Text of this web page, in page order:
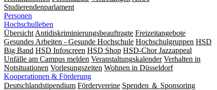
Studierendenparlament
Personen
Hochschulleben
Übersicht Antidiskriminierungsbeauftragte Freizeitangebote
Gesundes Arbeiten - Gesunde Hochschule Hochschulgruppen HSD
Big Band HSD Infoscreen HSD Shop HSD-Chor Jazzappeal
Unfälle am Campus melden Veranstaltungskalender Verhalten in
Notsituationen Vorlesungszeiten Wohnen in Düsseldorf
Kooperationen & Förderung
Deutschlandstipendium Fördervereine Spenden ＆ Sponsoring